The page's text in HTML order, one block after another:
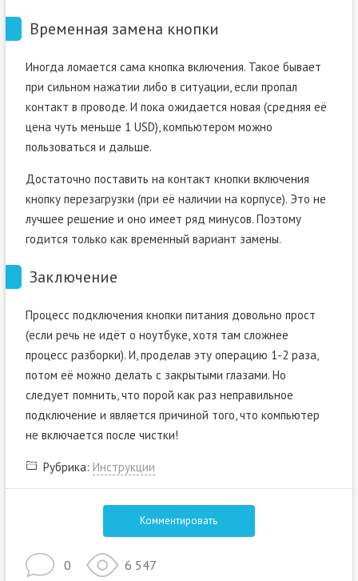
Временная замена кнопки
Иногда ломается сама кнопка включения. Такое бывает
при сильном нажатии либо в ситуации, если пропал
контакт в проводе. И пока ожидается новая (средняя её
цена чуть меньше 1 USD), компьютером можно
пользоваться и дальше.
Достаточно поставить на контакт кнопки включения
кнопку перезагрузки (при её наличии на корпусе). Это не
лучшее решение и оно имеет ряд минусов. Поэтому
годится только как временный вариант замены.
Заключение
Процесс подключения кнопки питания довольно прост
(если речь не идёт о ноутбуке, хотя там сложнее
процесс разборки). И, проделав эту операцию 1-2 раза,
потом её можно делать с закрытыми глазами. Но
следует помнить, что порой как раз неправильное
подключение и является причиной того, что компьютер
не включается после чистки!
Рубрика: Инструкции
Комментировать
0 6 547